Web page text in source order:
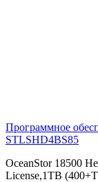
Программное
STLSHD4BS85
OceanStor 18500
License,1TB